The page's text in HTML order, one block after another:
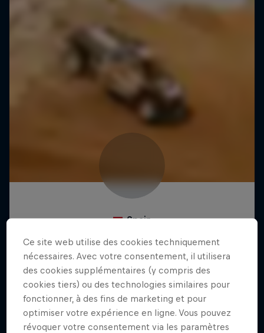
Ce site web utilise des cookies techniquement
nécessaires. Avec votre consentement, il utilisera
des cookies supplémentaires (y compris des
cookies tiers) ou des technologies similaires pour
fonctionner, à des fins de marketing et pour
optimiser votre expérience en ligne. Vous pouvez
révoquer votre consentement via les paramètres